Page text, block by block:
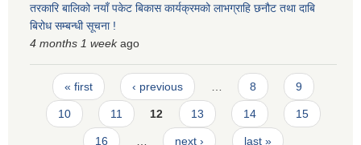
तरकारि बालिको नयाँ पकेट बिकास कार्यक्रमको लाभग्राहि छनौट तथा दाबि
बिरोध सम्बन्धी सूचना !
4 months 1 weekago
Pages
« first ‹ previous … 8 9
10 11 12 13 14 15
16 … next › last »